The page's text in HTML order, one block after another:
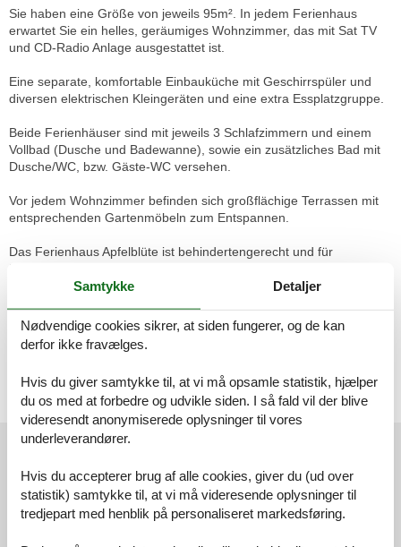
Sie haben eine Größe von jeweils 95m². In jedem Ferienhaus
erwartet Sie ein helles, geräumiges Wohnzimmer, das mit Sat TV
und CD-Radio Anlage ausgestattet ist.
Eine separate, komfortable Einbauküche mit Geschirrspüler und
diversen elektrischen Kleingeräten und eine extra Essplatzgruppe.
Beide Ferienhäuser sind mit jeweils 3 Schlafzimmern und einem
Vollbad (Dusche und Badewanne), sowie ein zusätzliches Bad mit
Dusche/WC, bzw. Gäste-WC versehen.
Vor jedem Wohnzimmer befinden sich großflächige Terrassen mit
entsprechenden Gartenmöbeln zum Entspannen.
Das Ferienhaus Apfelblüte ist behindertengerecht und für
Rollstuhlfahrer ausgestattet, mit barrierefreiem Eingang. Nach
Absprache kann ein Pflegebett vermittelt werden. Das Bad ist
einem Schlafzimmer im EG.
Kinderbett sowie Hochstuhl sind auf Wunsch möglich.
werden.
Auf Wunsch Brötchenservice
Eksterne anmeldelser
Vores gæsteanmeldelser Eksterne anmeldelser
5,0
Samtykke Detaljer
Nødvendige cookies sikrer, at siden fungerer, og de kan
derfor ikke fravælges.
Hvis du giver samtykke til, at vi må opsamle statistik, hjælper
du os med at forbedre og udvikle siden. I så fald vil der blive
videresendt anonymiserede oplysninger til vores
underleverandører.
Hvis du accepterer brug af alle cookies, giver du (ud over
statistik) samtykke til, at vi må videresende oplysninger til
tredjepart med henblik på personaliseret markedsføring.